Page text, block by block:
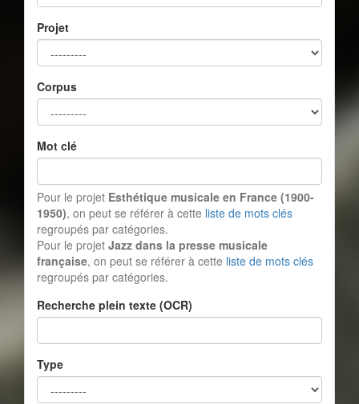
Projet
Corpus
Mot clé
Pour le projet Esthétique musicale en France (1900-
1950), on peut se référer à cette liste de mots clés
regroupés par catégories.
Pour le projet Jazz dans la presse musicale
française, on peut se référer à cette liste de mots clés
regroupés par catégories.
Recherche plein texte (OCR)
Type